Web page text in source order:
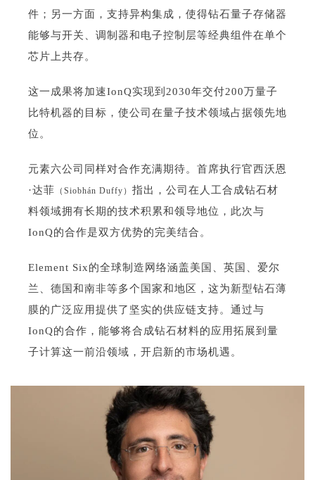
件；另一方面，支持异构集成，使得钻石量子存储器
能够与开关、调制器和电子控制层等经典组件在单个
芯片上共存。
这一成果将加速IonQ实现到2030年交付200万量子
比特机器的目标，使公司在量子技术领域占据领先地
位。
元素六公司同样对合作充满期待。首席执行官西沃恩
·达菲 （Siobhán Duffy） 指出，公司在人工合成钻石材
料领域拥有长期的技术积累和领导地位，此次与
IonQ的合作是双方优势的完美结合。
Element Six的全球制造网络涵盖美国、英国、爱尔
兰、德国和南非等多个国家和地区，这为新型钻石薄
膜的广泛应用提供了坚实的供应链支持。通过与
IonQ的合作，能够将合成钻石材料的应用拓展到量
子计算这一前沿领域，开启新的市场机遇。